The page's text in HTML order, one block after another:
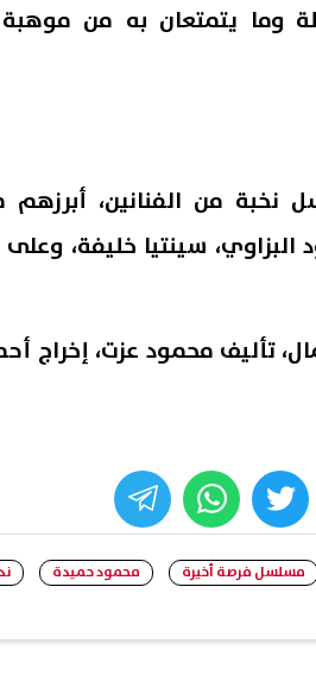
وما يتمتعان به من
من الفنانين،
سينتيا خليفة، وعلى
تأليف محمود عزت، إخراج
twitter
whats
مسلسل فرصة أخيرة محمود حميدة